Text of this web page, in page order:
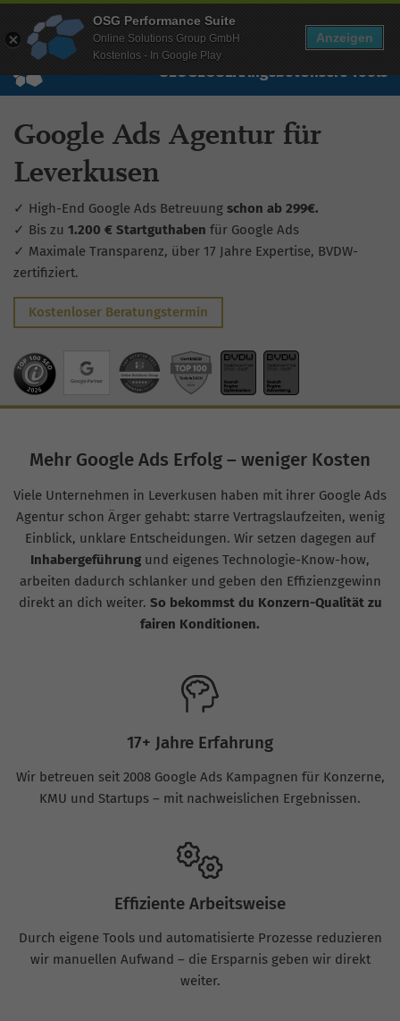
Wissen Free Checks Über uns Free Account
SEOGEOSEAAngebotUnsere Tools
Google Ads Agentur für
Leverkusen
✓ High-End Google Ads Betreuung schon ab 299€.
✓ Bis zu 1.200 € Startguthaben für Google Ads
✓ Maximale Transparenz, über 17 Jahre Expertise, BVDW-
zertifiziert.
Kostenloser Beratungstermin
Mehr Google Ads Erfolg – weniger Kosten
Viele Unternehmen in Leverkusen haben mit ihrer Google Ads
Agentur schon Ärger gehabt: starre Vertragslaufzeiten, wenig
Einblick, unklare Entscheidungen. Wir setzen dagegen auf
Inhabergeführung und eigenes Technologie-Know-how,
arbeiten dadurch schlanker und geben den Effizienzgewinn
direkt an dich weiter. So bekommst du Konzern-Qualität zu
fairen Konditionen.
17+ Jahre Erfahrung
Wir betreuen seit 2008 Google Ads Kampagnen für Konzerne,
KMU und Startups – mit nachweislichen Ergebnissen.
Effiziente Arbeitsweise
Durch eigene Tools und automatisierte Prozesse reduzieren
wir manuellen Aufwand – die Ersparnis geben wir direkt
weiter.
OSG Performance Suite
Online Solutions Group GmbH
Kostenlos - In Google Play
Anzeigen